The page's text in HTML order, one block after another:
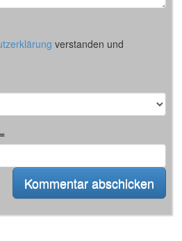
verstanden und
=